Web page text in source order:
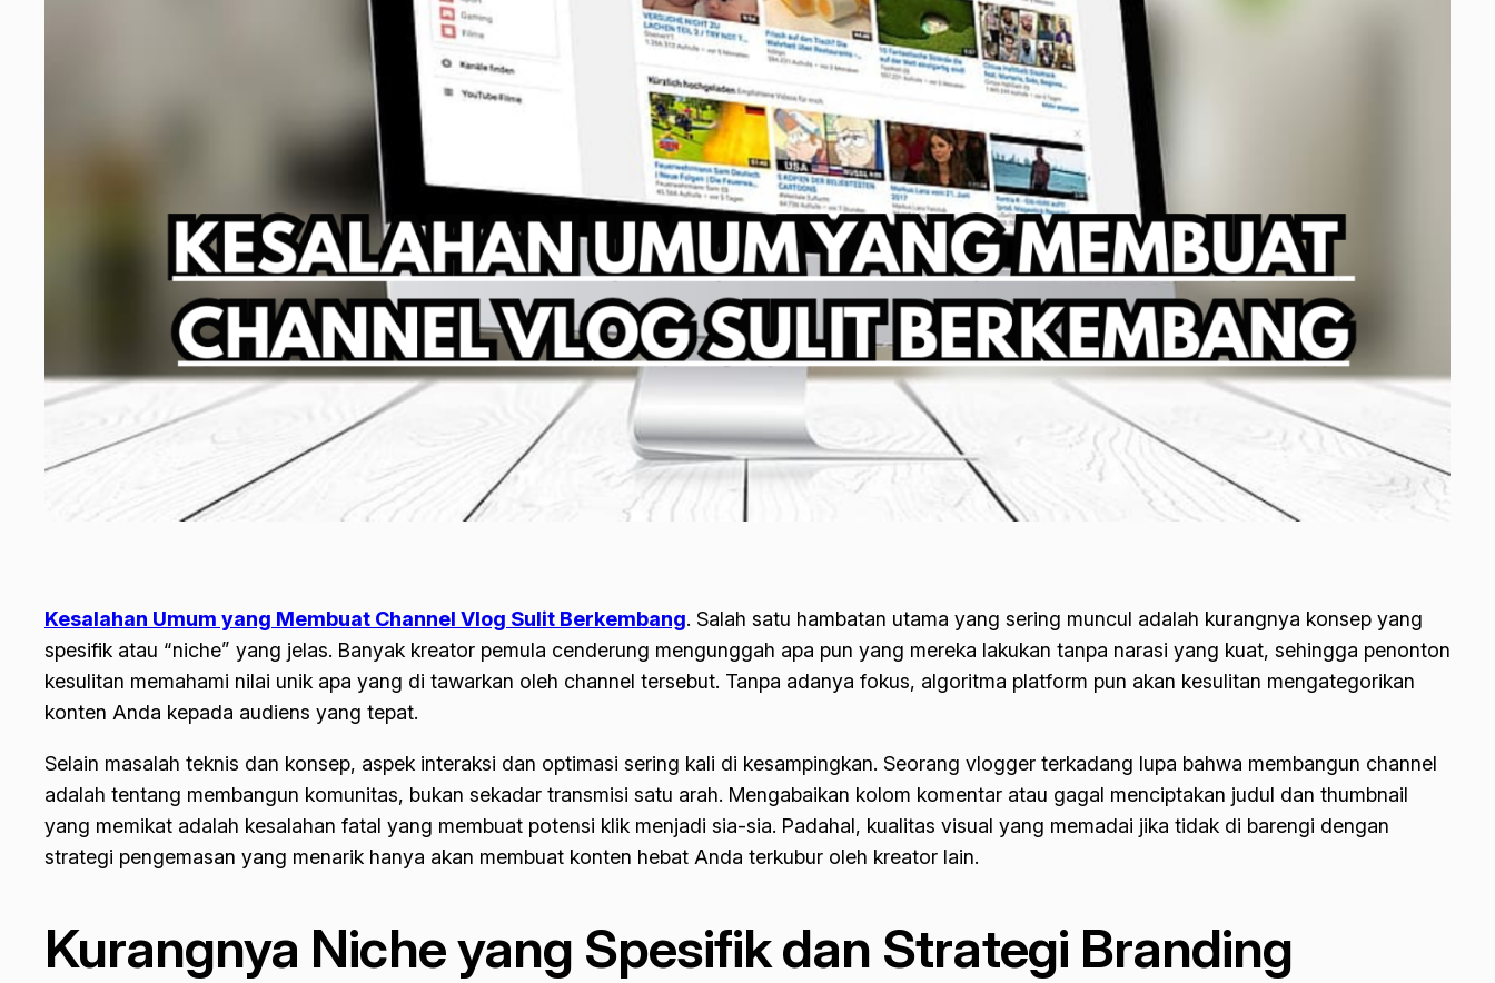
Kesalahan Umum yang Membuat Channel Vlog Sulit Berkembang. Salah satu hambatan utama yang sering muncul adalah kurangnya konsep yang
spesifik atau “niche” yang jelas. Banyak kreator pemula cenderung mengunggah apa pun yang mereka lakukan tanpa narasi yang kuat, sehingga penonton
kesulitan memahami nilai unik apa yang di tawarkan oleh channel tersebut. Tanpa adanya fokus, algoritma platform pun akan kesulitan mengategorikan
konten Anda kepada audiens yang tepat.
Selain masalah teknis dan konsep, aspek interaksi dan optimasi sering kali di kesampingkan. Seorang vlogger terkadang lupa bahwa membangun channel
adalah tentang membangun komunitas, bukan sekadar transmisi satu arah. Mengabaikan kolom komentar atau gagal menciptakan judul dan thumbnail
yang memikat adalah kesalahan fatal yang membuat potensi klik menjadi sia-sia. Padahal, kualitas visual yang memadai jika tidak di barengi dengan
strategi pengemasan yang menarik hanya akan membuat konten hebat Anda terkubur oleh kreator lain.
Kurangnya Niche yang Spesifik dan Strategi Branding